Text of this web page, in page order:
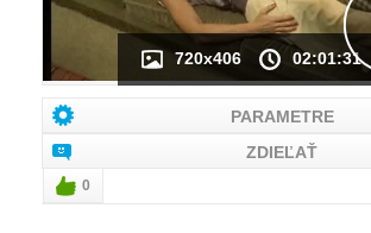
720x406 02:01:31
PARAMETRE
ZDIEĽAŤ
0